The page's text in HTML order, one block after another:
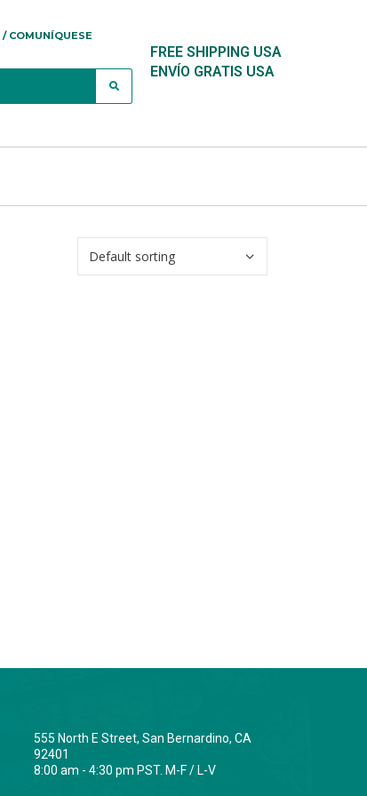
COMUNÍQUESE
FREE SHIPPING USA
ENVÍO GRATIS USA
555 North E Street, San Bernardino, CA
92401
8:00 am - 4:30 pm PST. M-F / L-V